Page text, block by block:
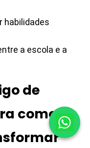
habilidades
a escola e a
de
como o